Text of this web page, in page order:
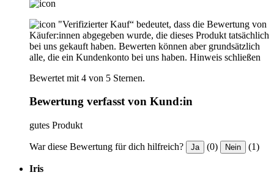
"Verifizierter Kauf“ bedeutet, dass die Bewertung von
Käufer:innen abgegeben wurde, die dieses Produkt tatsächlich
bei uns gekauft haben. Bewerten können aber grundsätzlich
alle, die ein Kundenkonto bei uns haben. Hinweis schließen
Bewertet mit 4 von 5 Sternen.
Bewertung verfasst von Kund:in
gutes Produkt
War diese Bewertung für dich hilfreich? Ja (0) Nein (1)
Iris